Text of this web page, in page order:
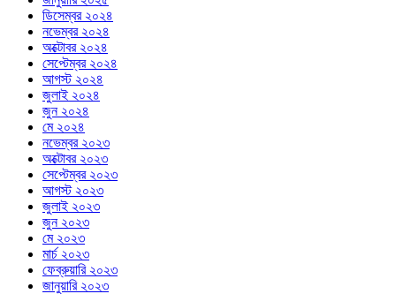
ডিসেম্বর ২০২৪
নভেম্বর ২০২৪
অক্টোবর ২০২৪
সেপ্টেম্বর ২০২৪
আগস্ট ২০২৪
জুলাই ২০২৪
জুন ২০২৪
মে ২০২৪
নভেম্বর ২০২৩
অক্টোবর ২০২৩
সেপ্টেম্বর ২০২৩
আগস্ট ২০২৩
জুলাই ২০২৩
জুন ২০২৩
মে ২০২৩
মার্চ ২০২৩
ফেব্রুয়ারি ২০২৩
জানুয়ারি ২০২৩